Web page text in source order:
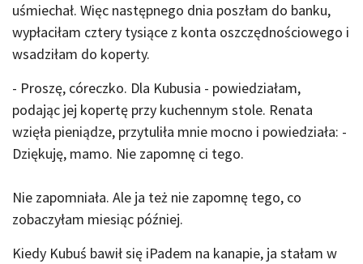
uśmiechał. Więc następnego dnia poszłam do banku,
wypłaciłam cztery tysiące z konta oszczędnościowego i
wsadziłam do koperty.
- Proszę, córeczko. Dla Kubusia - powiedziałam,
podając jej kopertę przy kuchennym stole. Renata
wzięła pieniądze, przytuliła mnie mocno i powiedziała: -
Dziękuję, mamo. Nie zapomnę ci tego.
Nie zapomniała. Ale ja też nie zapomnę tego, co
zobaczyłam miesiąc później.
Kiedy Kubuś bawił się iPadem na kanapie, ja stałam w